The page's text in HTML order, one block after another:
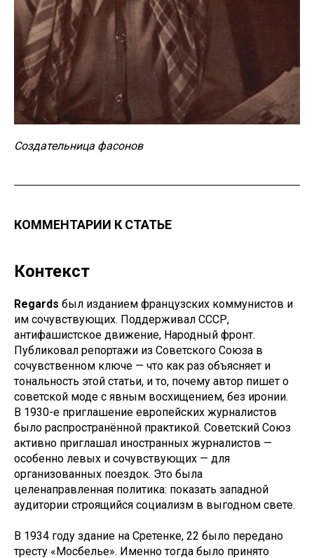
Создательница фасонов
КОММЕНТАРИИ К СТАТЬЕ
Контекст
Regards был изданием французских коммунистов и
им сочувствующих. Поддерживал СССР,
антифашистское движение, Народный фронт.
Публиковал репортажи из Советского Союза в
сочувственном ключе — что как раз объясняет и
тональность этой статьи, и то, почему автор пишет о
советской моде с явным восхищением, без иронии.
В 1930-е приглашение европейских журналистов
было распространённой практикой. Советский Союз
активно приглашал иностранных журналистов —
особенно левых и сочувствующих — для
организованных поездок. Это была
целенаправленная политика: показать западной
аудитории строящийся социализм в выгодном свете.
В 1934 году здание на Сретенке, 22 было передано
тресту «Мосбелье». Именно тогда было принято